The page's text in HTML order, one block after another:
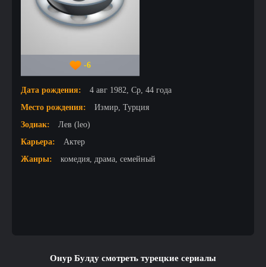
-6
Дата рождения:
4 авг 1982, Ср, 44 года
Место рождения:
Измир, Турция
Зодиак:
Лев (leo)
Карьера:
Актер
Жанры:
комедия, драма, семейный
Онур Булду смотреть турецкие сериалы